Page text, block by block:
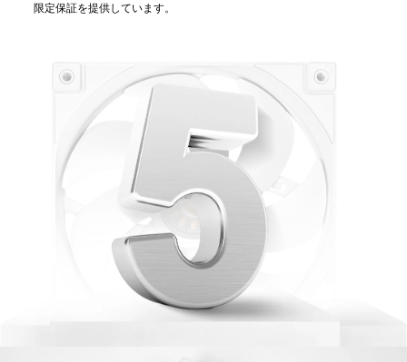
限定保証を提供しています。